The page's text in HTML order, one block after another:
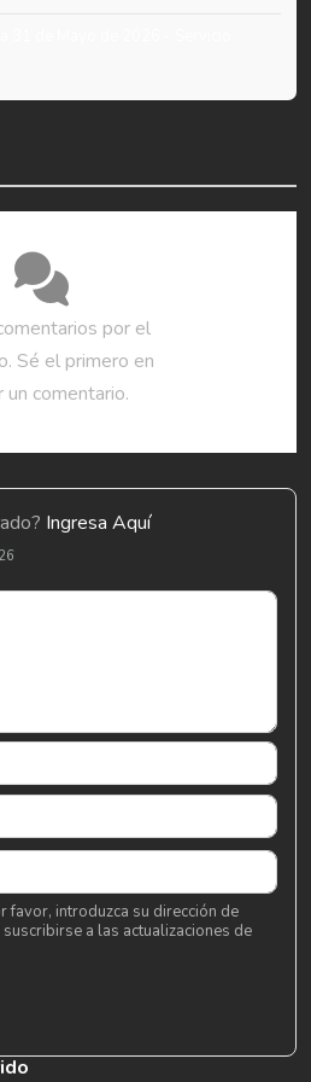
por el
Sé el primero en
un comentario.
Ingresa Aquí
favor, introduzca su dirección de
a las actualizaciones de